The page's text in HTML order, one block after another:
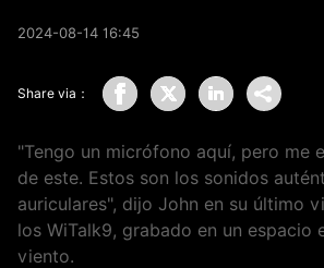
2024-08-14 16:45
Share via：
"Tengo un micrófono aquí, pero me
de este. Estos son los sonidos
auriculares", dijo John en su último
los WiTalk9, grabado en un espacio
viento.